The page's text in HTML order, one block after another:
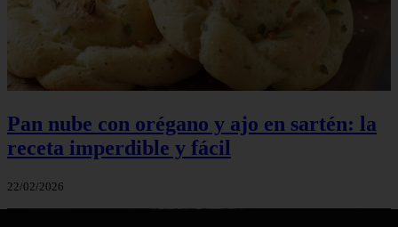
Pan nube con orégano y ajo en sartén: la
receta imperdible y fácil
22/02/2026